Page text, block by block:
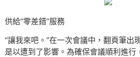
供給“零差錯”服務
“讓我來吧。”在一次會議中，翻頁筆出
是以遭到了影響。為確保會議順利進行